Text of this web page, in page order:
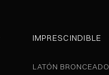
IMPRESCINDIBLE
LATÓN BRONCEADO